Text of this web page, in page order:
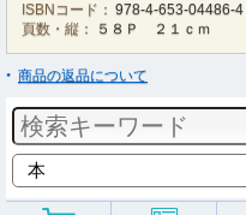
ISBNコード： 978-4-653-04486-4
頁数・縦：
５８Ｐ ２１ｃｍ
商品の返品について